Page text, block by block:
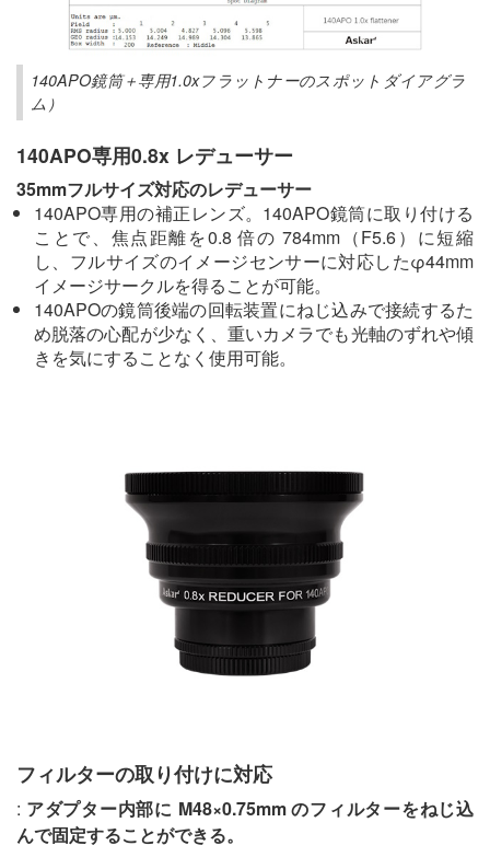
140APO鏡筒＋専用1.0xフラットナーのスポットダイアグラ
ム）
140APO専用0.8x レデューサー
35mmフルサイズ対応のレデューサー
140APO専用の補正レンズ。140APO鏡筒に取り付ける
ことで、焦点距離を0.8 倍の 784mm（F5.6）に短縮
し、フルサイズのイメージセンサーに対応したφ44mm
イメージサークルを得ることが可能。
140APOの鏡筒後端の回転装置にねじ込みで接続するた
め脱落の心配が少なく、重いカメラでも光軸のずれや傾
きを気にすることなく使用可能。
フィルターの取り付けに対応
: アダプター内部に M48×0.75mm のフィルターをねじ込
んで固定することができる。